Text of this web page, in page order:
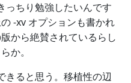
っちり勉強したいんです
-xv オプションも書かれ
から絶賛されているらし
か。
きると思う。移植性の辺